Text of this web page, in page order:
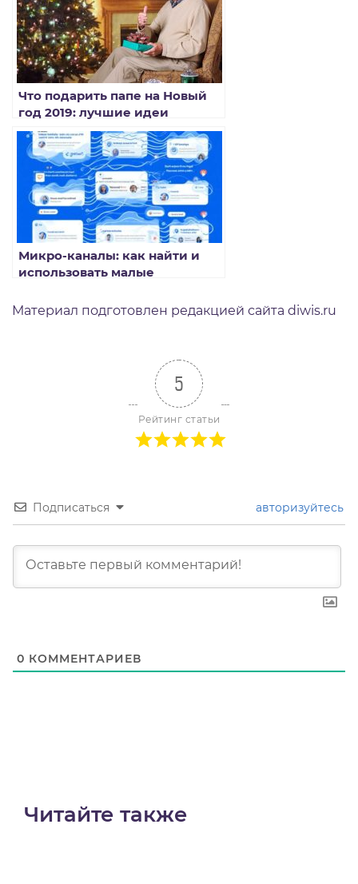
Что подарить папе на Новый
год 2019: лучшие идеи
подарков
Микро‑каналы: как найти и
использовать малые
вовлечённостью
Материал подготовлен редакцией сайта diwis.ru
5
Рейтинг статьи
Подписаться авторизуйтесь
0 КОММЕНТАРИЕВ
Читайте также